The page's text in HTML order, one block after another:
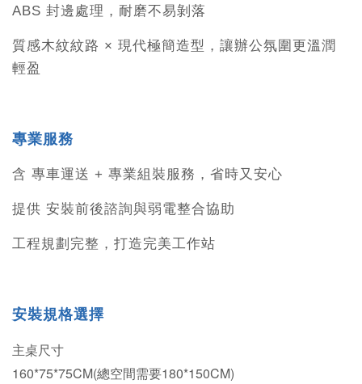
ABS 封邊處理，耐磨不易剝落
質感木紋紋路 × 現代極簡造型，讓辦公氛圍更溫潤
輕盈
專業服務
含 專車運送 + 專業組裝服務，省時又安心
提供 安裝前後諮詢與弱電整合協助
工程規劃完整，打造完美工作站
安裝規格選擇
主桌尺寸
160*75*75CM(總空間需要180*150CM)